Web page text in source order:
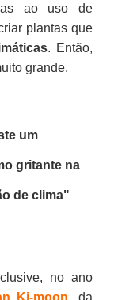
ao uso de
plantas que
. Então,
grande.
um
gritante na
de clima"
no ano
Ki-moon, da